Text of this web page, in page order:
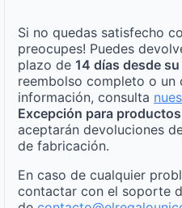
Si no quedas satisfecho
preocupes! Puedes
plazo de 14 días desde
reembolso completo o un
información, consulta
Excepción para
aceptarán devoluciones
de fabricación.
En caso de cualquier
contactar con el soporte